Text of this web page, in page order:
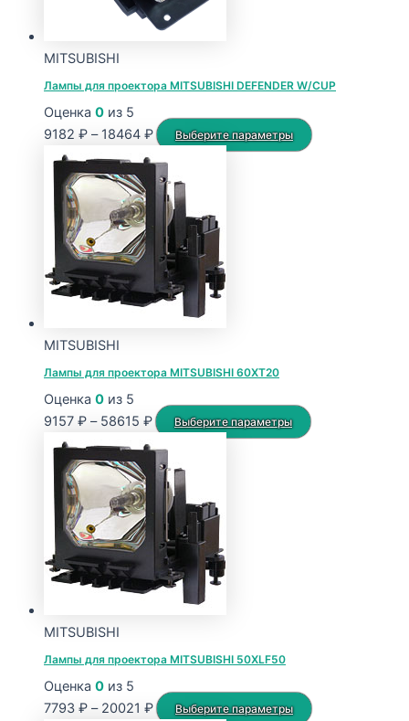
MITSUBISHI
Лампы для проектора MITSUBISHI DEFENDER W/CUP
Оценка 0 из 5
9182 ₽ – 18464 ₽Диапазон
9182 ₽
18464 ₽
Выберите параметры
Этот
MITSUBISHI
Лампы для проектора MITSUBISHI 60XT20
Оценка 0 из 5
9157 ₽ – 58615 ₽Диапазон
9157 ₽
58615 ₽
Выберите параметры
Этот
MITSUBISHI
Лампы для проектора MITSUBISHI 50XLF50
Оценка 0 из 5
7793 ₽ – 20021 ₽Диапазон
Выберите параметры
Этот